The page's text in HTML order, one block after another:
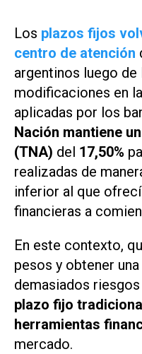
Los plazos fijos
centro de atención
argentinos luego de
modificaciones en
aplicadas por los
Nación mantiene
(TNA) del 17,50%
realizadas de
inferior al que
financieras a
En este contexto,
pesos y obtener
demasiados
plazo fijo
herramientas
mercado.